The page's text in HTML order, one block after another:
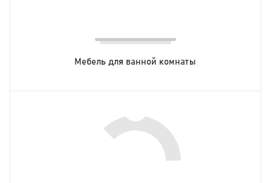
Мебель для ванной комнаты